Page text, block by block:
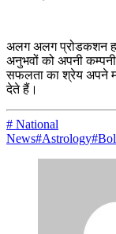
अलग अलग प्रोडकशन
अनुभवों को अपनी
सफलता का श्रेय अपने
देते हैं।
# National
News#Astrology